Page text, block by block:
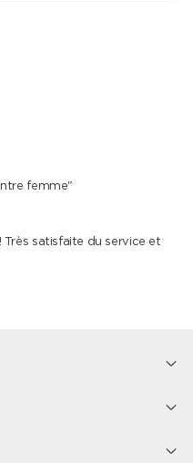
femme"
Très satisfaite du service et